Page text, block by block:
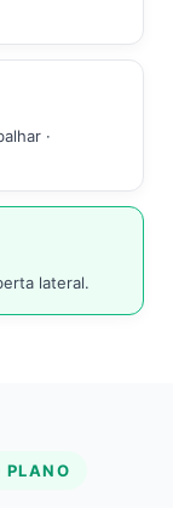
·
lateral.
PLANO